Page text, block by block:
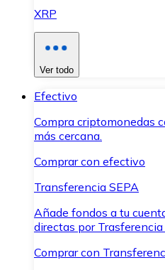
XRP
Ver todo
Efectivo
Compra criptomonedas
más cercana.
Comprar con efectivo
Transferencia SEPA
Añade fondos a tu
directas por
Comprar con